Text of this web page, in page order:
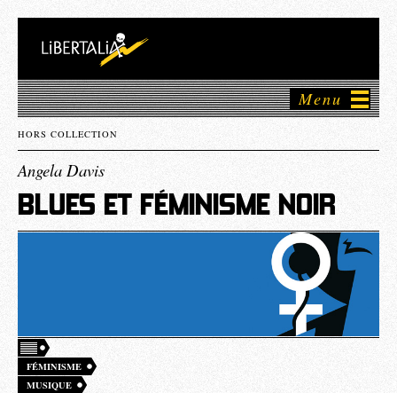
Menu
HORS COLLECTION
Angela Davis
BLUES ET FÉMINISME NOIR
FÉMINISME
MUSIQUE